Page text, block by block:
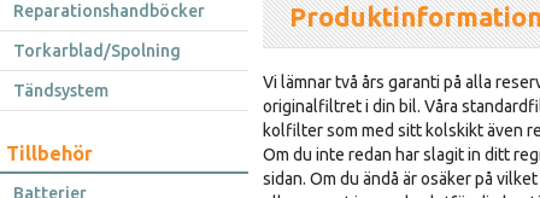
Reparationshandböcker
Torkarblad/Spolning
Tändsystem
Tillbehör
Batterier
Vi lämnar två års garanti på alla
originalfiltret i din bil. Våra
kolfilter som med sitt kolskikt även
Om du inte redan har slagit in ditt
sidan. Om du ändå är osäker på